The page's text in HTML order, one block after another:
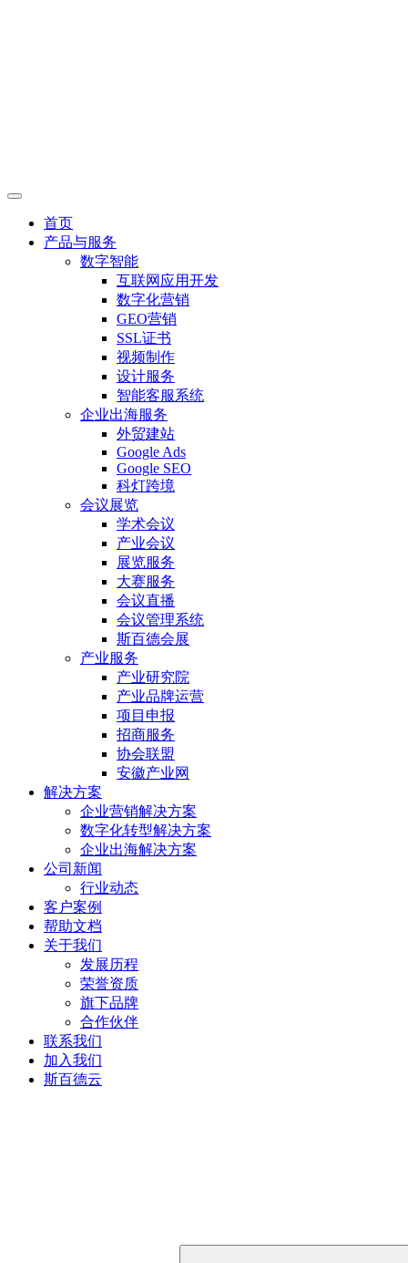
首页
产品与服务
数字智能
互联网应用开发
数字化营销
GEO营销
SSL证书
视频制作
设计服务
智能客服系统
企业出海服务
外贸建站
Google Ads
Google SEO
科灯跨境
会议展览
学术会议
产业会议
展览服务
大赛服务
会议直播
会议管理系统
斯百德会展
产业服务
产业研究院
产业品牌运营
项目申报
招商服务
协会联盟
安徽产业网
解决方案
企业营销解决方案
数字化转型解决方案
企业出海解决方案
公司新闻
行业动态
客户案例
帮助文档
关于我们
发展历程
荣誉资质
旗下品牌
合作伙伴
联系我们
加入我们
斯百德云